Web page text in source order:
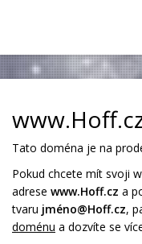
Tato doména je na
Pokud chcete mít svoji
adrese www.Hoff.cz a
tvaru jméno@Hoff.cz,
doménu a dozvíte se